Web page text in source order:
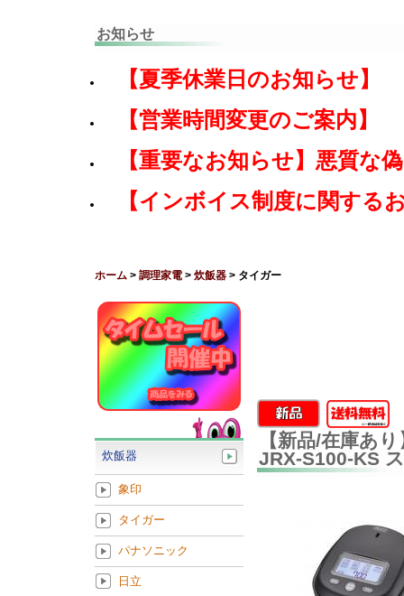
お知らせ
【夏季休業日のお知らせ】
【営業時間変更のご案内】
【重要なお知らせ】悪質な
【インボイス制度に関する
ホーム > 調理家電 > 炊飯器 > タイガー
【新品/在庫あ
JRX-S100-KS
炊飯器
象印
タイガー
パナソニック
日立